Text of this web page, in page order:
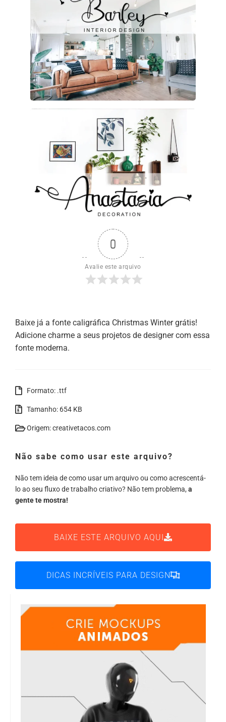
0
Avalie este arquivo
Baixe já a fonte caligráfica Christmas Winter grátis!
Adicione charme a seus projetos de designer com essa
fonte moderna.
Formato: .ttf
Tamanho: 654 KB
Origem: creativetacos.com
Não sabe como usar este arquivo?
Não tem ideia de como usar um arquivo ou como acrescentá-
lo ao seu fluxo de trabalho criativo? Não tem problema, a
gente te mostra!
BAIXE ESTE ARQUIVO AQUI
DICAS INCRÍVEIS PARA DESIGN